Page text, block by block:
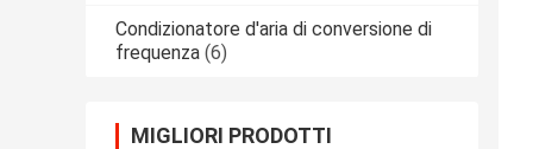
Condizionatore d'aria di conversione di
frequenza (6)
MIGLIORI PRODOTTI